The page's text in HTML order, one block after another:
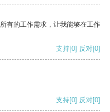
有的工作需求，让我能够在工作
支持[0] 反对[0]
支持[0] 反对[0]